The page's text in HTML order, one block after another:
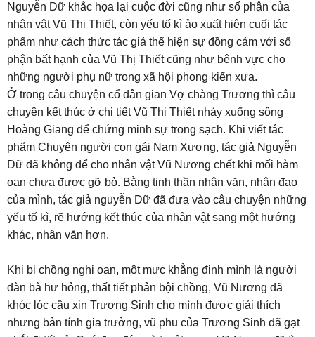
Nguyễn Dữ khắc họa lại cuộc đời cũng như số phận của
nhân vật Vũ Thị Thiết, còn yếu tố kì ảo xuất hiện cuối tác
phẩm như cách thức tác giả thể hiện sự đồng cảm với số
phận bất hạnh của Vũ Thị Thiết cũng như bênh vực cho
những người phụ nữ trong xã hội phong kiến xưa.
Ở trong câu chuyện cổ dân gian Vợ chàng Trương thì câu
chuyện kết thúc ở chi tiết Vũ Thị Thiết nhảy xuống sông
Hoàng Giang để chứng minh sự trong sạch. Khi viết tác
phẩm Chuyện người con gái Nam Xương, tác giả Nguyễn
Dữ đã không để cho nhân vật Vũ Nương chết khi mối hàm
oan chưa được gỡ bỏ. Bằng tinh thần nhân văn, nhân đạo
của mình, tác giả nguyễn Dữ đã đưa vào câu chuyện những
yếu tố kì, rẽ hướng kết thúc của nhân vật sang một hướng
khác, nhân văn hơn.
Khi bị chồng nghi oan, một mực khẳng định mình là người
đàn bà hư hỏng, thất tiết phản bội chồng, Vũ Nương đã
khóc lóc cầu xin Trương Sinh cho mình được giải thích
nhưng bản tính gia trưởng, vũ phu của Trương Sinh đã gạt